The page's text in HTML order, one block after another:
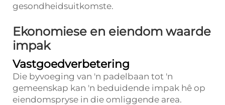
gesondheidsuitkomste.
Ekonomiese en eiendom waarde
impak
Vastgoedverbetering
Die byvoeging van 'n padelbaan tot 'n
gemeenskap kan 'n beduidende impak hê op
eiendomspryse in die omliggende area.